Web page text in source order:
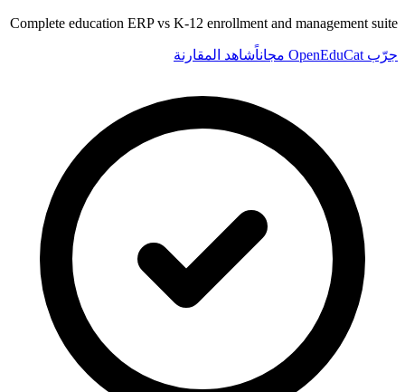
Complete education ERP vs K-12 enrollment and management suite
جرّب OpenEduCat مجاناً شاهد المقارنة